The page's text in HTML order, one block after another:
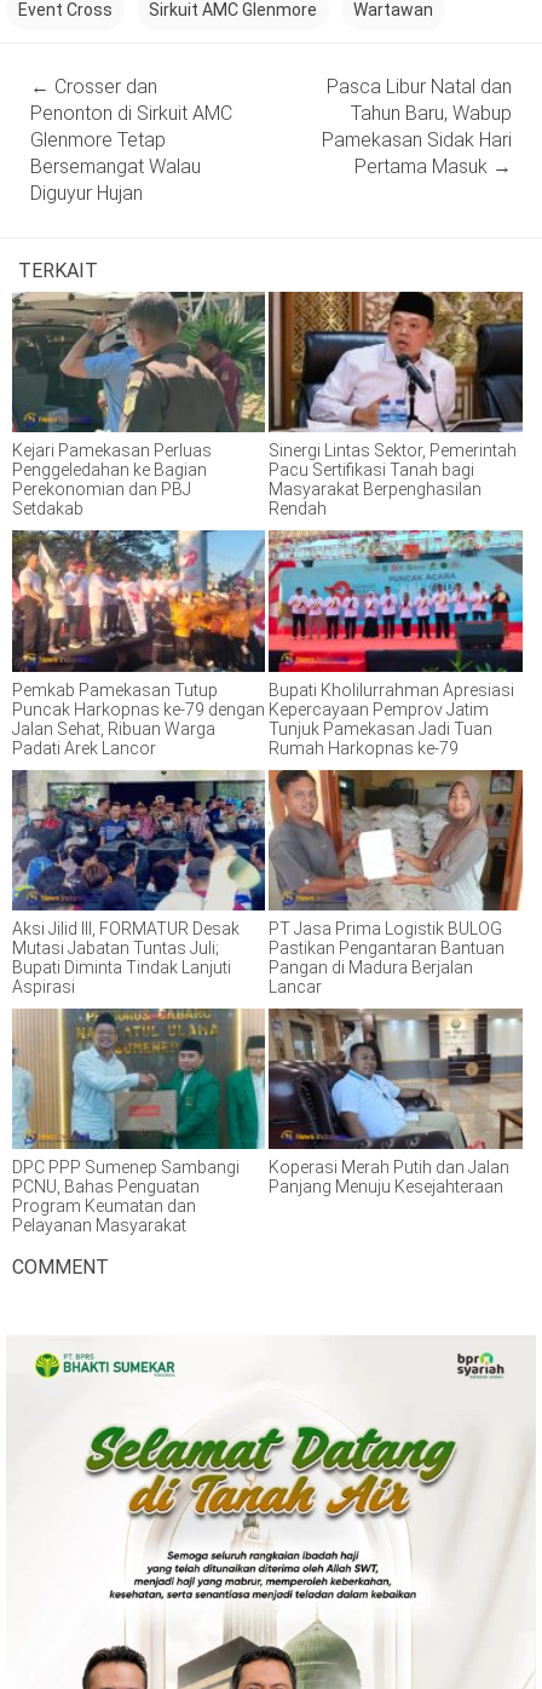
Event Cross Sirkuit AMC Glenmore Wartawan
navigation
← Crosser dan
Penonton di Sirkuit AMC
Glenmore Tetap
Bersemangat Walau
Diguyur Hujan
Pasca Libur Natal dan
Tahun Baru, Wabup
Pamekasan Sidak Hari
Pertama Masuk →
TERKAIT
Kejari Pamekasan Perluas
Penggeledahan ke Bagian
Perekonomian dan PBJ
Setdakab
Sinergi Lintas Sektor, Pemerintah
Pacu Sertifikasi Tanah bagi
Masyarakat Berpenghasilan
Rendah
Pemkab Pamekasan Tutup
Puncak Harkopnas ke-79 dengan
Jalan Sehat, Ribuan Warga
Padati Arek Lancor
Bupati Kholilurrahman Apresiasi
Kepercayaan Pemprov Jatim
Tunjuk Pamekasan Jadi Tuan
Rumah Harkopnas ke-79
Aksi Jilid III, FORMATUR Desak
Mutasi Jabatan Tuntas Juli;
Bupati Diminta Tindak Lanjuti
Aspirasi
PT Jasa Prima Logistik BULOG
Pastikan Pengantaran Bantuan
Pangan di Madura Berjalan
Lancar
DPC PPP Sumenep Sambangi
PCNU, Bahas Penguatan
Program Keumatan dan
Pelayanan Masyarakat
Koperasi Merah Putih dan Jalan
Panjang Menuju Kesejahteraan
COMMENT